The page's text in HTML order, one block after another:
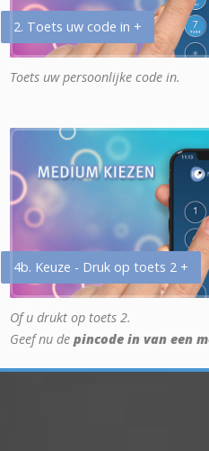
2. Toets uw code in +
Toets uw persoonlijke code in.
4b. Keuze - Druk op toets 2 +
Of u drukt op toets 2.
Geef nu de pincode in van een